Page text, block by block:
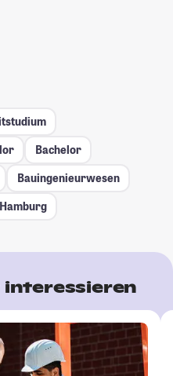
Bachelor
Bauingenieurwesen
Hamburg
interessieren